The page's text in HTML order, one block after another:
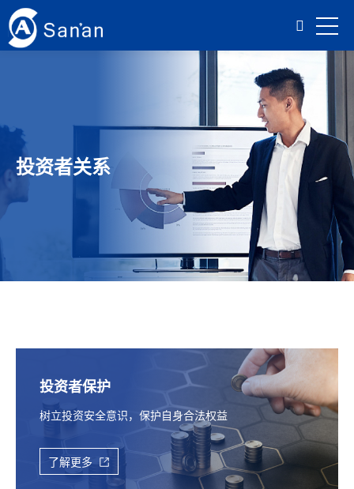
投资者关系
投资者保护
树立投资安全意识，保护自身合法权益
了解更多